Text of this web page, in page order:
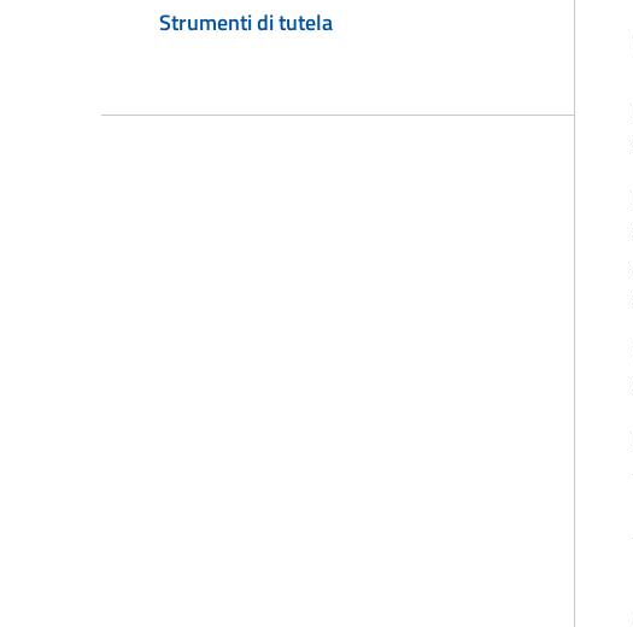
Strumenti di tutela